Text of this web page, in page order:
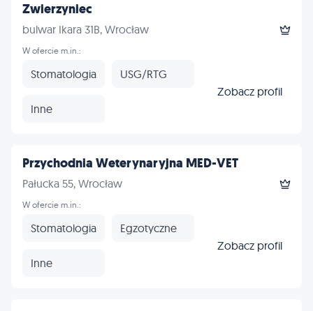
Zwierzyniec
bulwar Ikara 31B, Wrocław
W ofercie m.in.:
Stomatologia USG/RTG
Inne
Zobacz profil
Przychodnia Weterynaryjna MED-VET
Pałucka 55, Wrocław
W ofercie m.in.:
Stomatologia Egzotyczne
Inne
Zobacz profil